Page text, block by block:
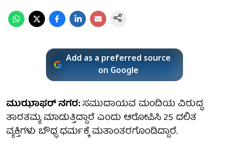
Add as a preferred source
on Google
ಮುಝಾಫರ್ ನಗರ:ಸಮುದಾಯವ ಮಂದಿಯ ವಿರುದ್ಧ
ತಾರತಮ್ಯ ಮಾಡುತ್ತಿದ್ದಾರೆ ಎಂದು ಆರೋಪಿಸಿ 25 ದಲಿತ
ವ್ಯಕ್ತಿಗಳು ಬೌಧ್ಧ ಧರ್ಮಕ್ಕೆ ಮತಾಂತರಗೊಂಡಿದ್ದಾರೆ.